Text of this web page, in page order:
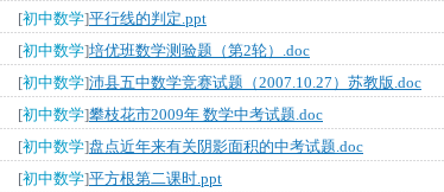
[初中数学]平行线的判定.ppt
[初中数学]培优班数学测验题（第2轮）.doc
[初中数学]沛县五中数学竞赛试题（2007.10.27）苏教版.doc
[初中数学]攀枝花市2009年 数学中考试题.doc
[初中数学]盘点近年来有关阴影面积的中考试题.doc
[初中数学]平方根第二课时.ppt